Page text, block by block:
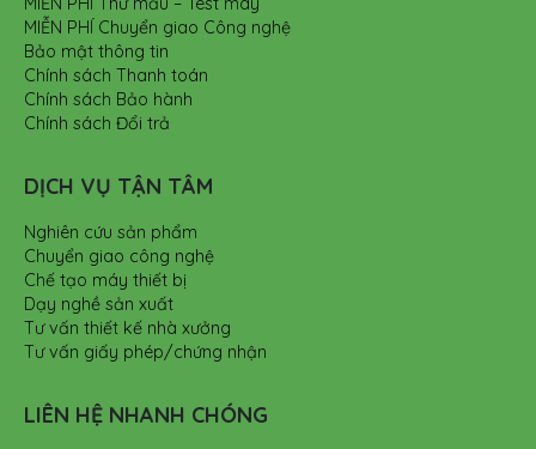
MIỄN PHÍ Chuyển giao Công nghệ
Bảo mật thông tin
Chính sách Thanh toán
Chính sách Bảo hành
Chính sách Đổi trả
DỊCH VỤ TẬN TÂM
Nghiên cứu sản phẩm
Chuyển giao công nghệ
Chế tạo máy thiết bị
Dạy nghề sản xuất
Tư vấn thiết kế nhà xưởng
Tư vấn giấy phép/chứng nhận
LIÊN HỆ NHANH CHÓNG